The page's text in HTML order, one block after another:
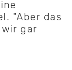
"Aber das
gar